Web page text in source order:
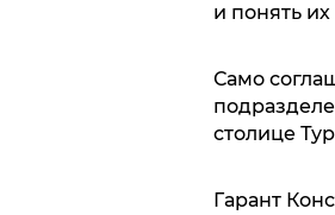
и понять
Само
столице
Гарант